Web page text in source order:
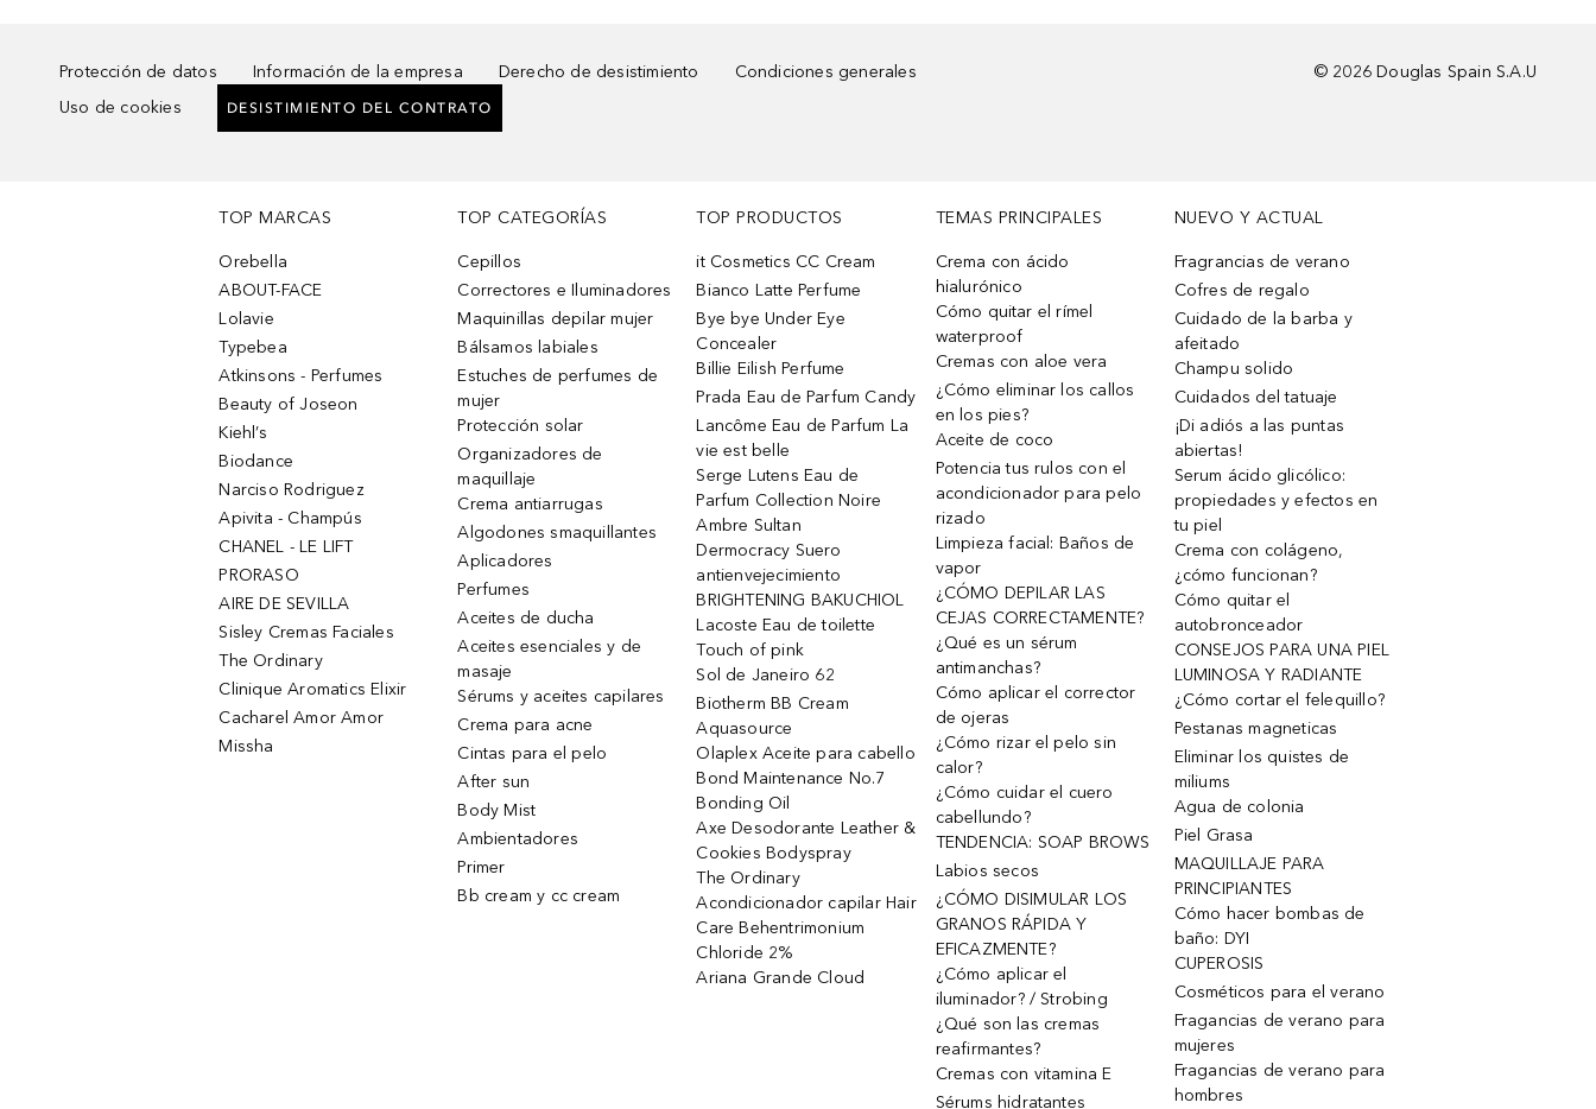
Protección de datos Información de la empresa Derecho de desistimiento
Condiciones generales
Uso de cookies
DESISTIMIENTO DEL CONTRATO
© 2026 Douglas Spain S.A.U
TOP MARCAS
Orebella
ABOUT-FACE
Lolavie
Typebea
Atkinsons - Perfumes
Beauty of Joseon
Kiehl’s
Biodance
Narciso Rodriguez
Apivita - Champús
CHANEL - LE LIFT
PRORASO
AIRE DE SEVILLA
Sisley Cremas Faciales
The Ordinary
Clinique Aromatics Elixir
Cacharel Amor Amor
Missha
TOP CATEGORÍAS
Cepillos
Correctores e Iluminadores
Maquinillas depilar mujer
Bálsamos labiales
Estuches de perfumes de
mujer
Protección solar
Organizadores de
maquillaje
Crema antiarrugas
Algodones smaquillantes
Aplicadores
Perfumes
Aceites de ducha
Aceites esenciales y de
masaje
Sérums y aceites capilares
Crema para acne
Cintas para el pelo
After sun
Body Mist
Ambientadores
Primer
Bb cream y cc cream
TOP PRODUCTOS
it Cosmetics CC Cream
Bianco Latte Perfume
Bye bye Under Eye
Concealer
Billie Eilish Perfume
Prada Eau de Parfum Candy
Lancôme Eau de Parfum La
vie est belle
Serge Lutens Eau de
Parfum Collection Noire
Ambre Sultan
Dermocracy Suero
antienvejecimiento
BRIGHTENING BAKUCHIOL
Lacoste Eau de toilette
Touch of pink
Sol de Janeiro 62
Biotherm BB Cream
Aquasource
Olaplex Aceite para cabello
Bond Maintenance No.7
Bonding Oil
Axe Desodorante Leather &
Cookies Bodyspray
The Ordinary
Acondicionador capilar Hair
Care Behentrimonium
Chloride 2%
Ariana Grande Cloud
TEMAS PRINCIPALES
Crema con ácido
hialurónico
Cómo quitar el rímel
waterproof
Cremas con aloe vera
¿Cómo eliminar los callos
en los pies?
Aceite de coco
Potencia tus rulos con el
acondicionador para pelo
rizado
Limpieza facial: Baños de
vapor
¿CÓMO DEPILAR LAS
CEJAS CORRECTAMENTE?
¿Qué es un sérum
antimanchas?
Cómo aplicar el corrector
de ojeras
¿Cómo rizar el pelo sin
calor?
¿Cómo cuidar el cuero
cabellundo?
TENDENCIA: SOAP BROWS
Labios secos
¿CÓMO DISIMULAR LOS
GRANOS RÁPIDA Y
EFICAZMENTE?
¿Cómo aplicar el
iluminador? / Strobing
¿Qué son las cremas
reafirmantes?
Cremas con vitamina E
Sérums hidratantes
NUEVO Y ACTUAL
Fragrancias de verano
Cofres de regalo
Cuidado de la barba y
afeitado
Champu solido
Cuidados del tatuaje
¡Di adiós a las puntas
abiertas!
Serum ácido glicólico:
propiedades y efectos en
tu piel
Crema con colágeno,
¿cómo funcionan?
Cómo quitar el
autobronceador
CONSEJOS PARA UNA PIEL
LUMINOSA Y RADIANTE
¿Cómo cortar el felequillo?
Pestanas magneticas
Eliminar los quistes de
miliums
Agua de colonia
Piel Grasa
MAQUILLAJE PARA
PRINCIPIANTES
Cómo hacer bombas de
baño: DYI
CUPEROSIS
Cosméticos para el verano
Fragancias de verano para
mujeres
Fragancias de verano para
hombres